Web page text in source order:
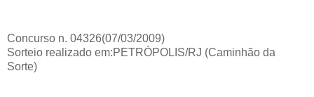
Concurso n. 04326(07/03/2009)
Sorteio realizado em:PETRÓPOLIS/RJ (Caminhão da
Sorte)